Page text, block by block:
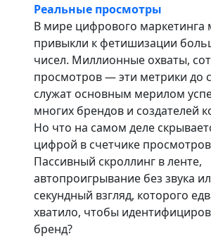
Реальные просмотры
В мире цифрового маркетинга
привыкли к фетишизации
чисел. Миллионные охваты,
просмотров — эти метрики до
служат основным мерилом
многих брендов и создателей
Но что на самом деле
цифрой в счетчике
Пассивный скроллинг в ленте,
автопроигрывание без звука
секундный взгляд, которого
хватило, чтобы
бренд?